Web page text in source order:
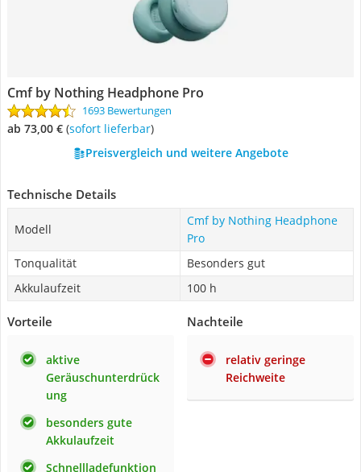
Cmf by Nothing Headphone Pro
1693 Bewertungen
ab 73,00 € ( Sofort lieferbar)
Preisvergleich und weitere Angebote
Technische Details
Modell
Cmf by Nothing Headphone
Pro
Tonqualität
Besonders gut
Akkulaufzeit
100 h
Vorteile
aktive
Geräuschunterdrück
ung
besonders gute
Akkulaufzeit
Schnellladefunktion
Nachteile
relativ geringe
Reichweite